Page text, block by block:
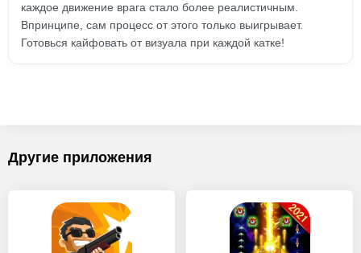
каждое движение врага стало более реалистичным.
Впринципе, сам процесс от этого только выигрывает.
Готовься кайфовать от визуала при каждой катке!
Другие приложения